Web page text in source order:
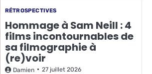
RÉTROSPECTIVES
Hommage à Sam Neill : 4
films incontournables de
sa filmographie à
(re)voir
Damien 27 juillet 2026